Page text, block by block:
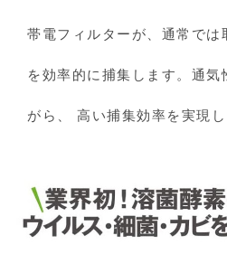
帯電フィルターが、通常では
を効率的に捕集します。通気
がら、 高い捕集効率を実現し